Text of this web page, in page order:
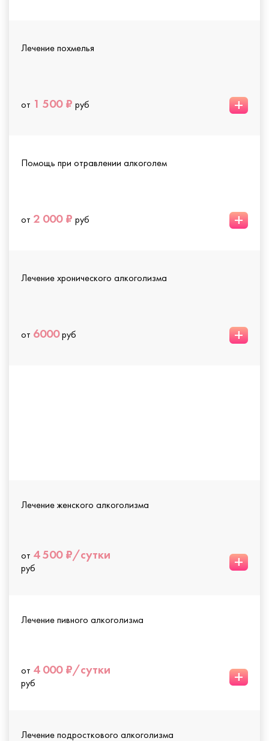
Лечение похмелья
от 1 500 ₽ руб +
Помощь при отравлении алкоголем
от 2 000 ₽ руб +
Лечение хронического алкоголизма
от 6000руб +
Лечение женского алкоголизма
от 4 500 ₽/сутки
руб +
Лечение пивного алкоголизма
от 4 000 ₽/сутки
руб +
Лечение подросткового алкоголизма